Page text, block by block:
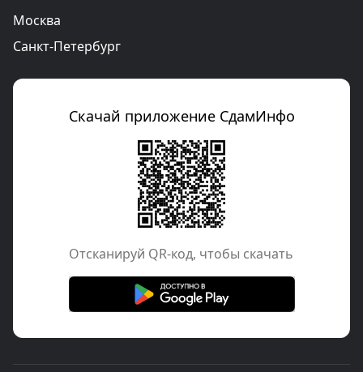
Москва
Санкт-Петербург
Скачай приложение СдамИнфо
Отcканируй QR-код, чтобы скачать